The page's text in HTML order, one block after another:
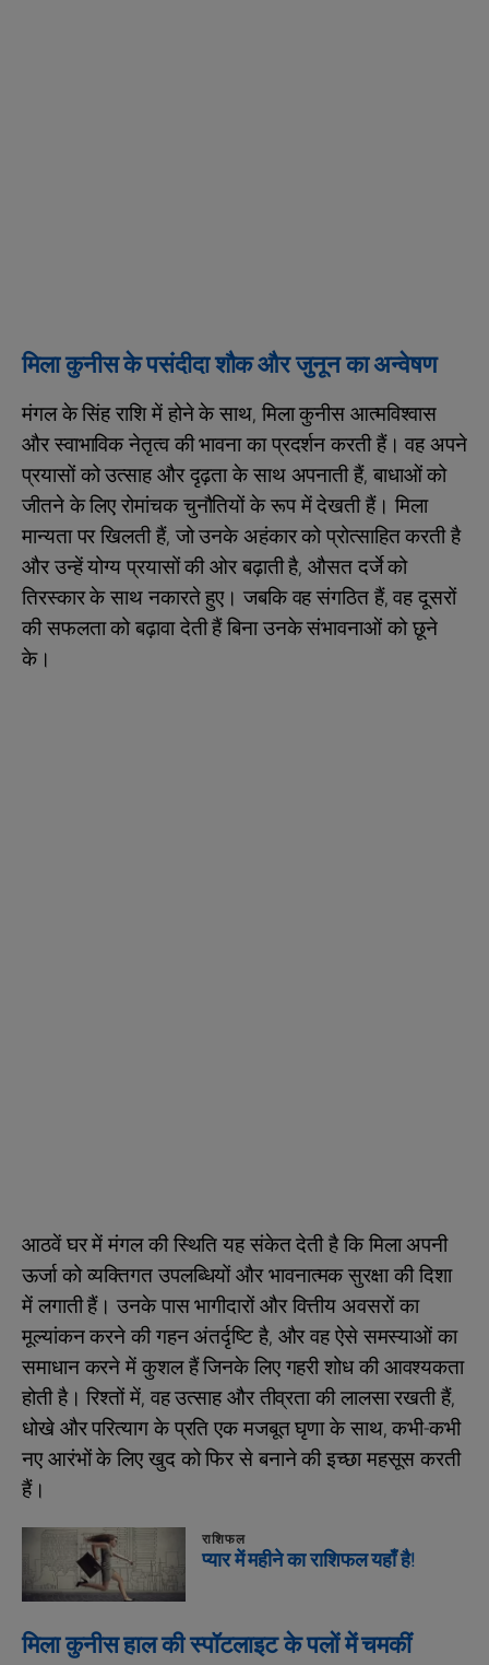
मिला कुनीस के पसंदीदा शौक और जुनून का अन्वेषण
मंगल के सिंह राशि में होने के साथ, मिला कुनीस आत्मविश्वास
और स्वाभाविक नेतृत्व की भावना का प्रदर्शन करती हैं। वह अपने
प्रयासों को उत्साह और दृढ़ता के साथ अपनाती हैं, बाधाओं को
जीतने के लिए रोमांचक चुनौतियों के रूप में देखती हैं। मिला
मान्यता पर खिलती हैं, जो उनके अहंकार को प्रोत्साहित करती है
और उन्हें योग्य प्रयासों की ओर बढ़ाती है, औसत दर्जे को
तिरस्कार के साथ नकारते हुए। जबकि वह संगठित हैं, वह दूसरों
की सफलता को बढ़ावा देती हैं बिना उनके संभावनाओं को छूने
के।
आठवें घर में मंगल की स्थिति यह संकेत देती है कि मिला अपनी
ऊर्जा को व्यक्तिगत उपलब्धियों और भावनात्मक सुरक्षा की दिशा
में लगाती हैं। उनके पास भागीदारों और वित्तीय अवसरों का
मूल्यांकन करने की गहन अंतर्दृष्टि है, और वह ऐसे समस्याओं का
समाधान करने में कुशल हैं जिनके लिए गहरी शोध की आवश्यकता
होती है। रिश्तों में, वह उत्साह और तीव्रता की लालसा रखती हैं,
धोखे और परित्याग के प्रति एक मजबूत घृणा के साथ, कभी-कभी
नए आरंभों के लिए खुद को फिर से बनाने की इच्छा महसूस करती
हैं।
राशिफल
प्यार में महीने का राशिफल यहाँ है!
मिला कुनीस हाल की स्पॉटलाइट के पलों में चमकीं